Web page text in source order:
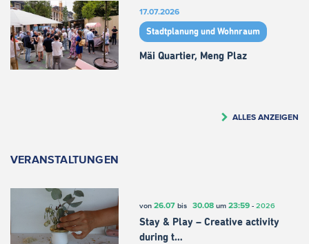
17.07.2026
Stadtplanung und Wohnraum
Mäi Quartier, Meng Plaz
ALLES ANZEIGEN
VERANSTALTUNGEN
von 26.07bis 30.08um 23:59- 2026
Stay & Play – Creative activity
during t…